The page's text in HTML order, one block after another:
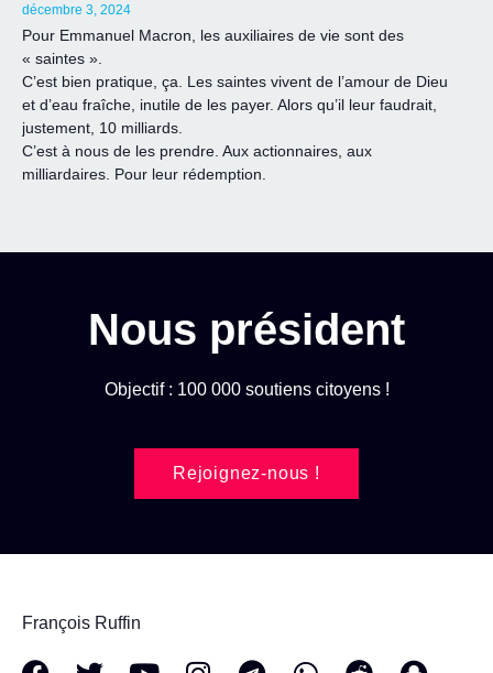
décembre 3, 2024
Pour Emmanuel Macron, les auxiliaires de vie sont des
« saintes ».
C’est bien pratique, ça. Les saintes vivent de l’amour de Dieu
et d’eau fraîche, inutile de les payer. Alors qu’il leur faudrait,
justement, 10 milliards.
C’est à nous de les prendre. Aux actionnaires, aux
milliardaires. Pour leur rédemption.
Nous président
Objectif : 100 000 soutiens citoyens !
Rejoignez-nous !
François Ruffin